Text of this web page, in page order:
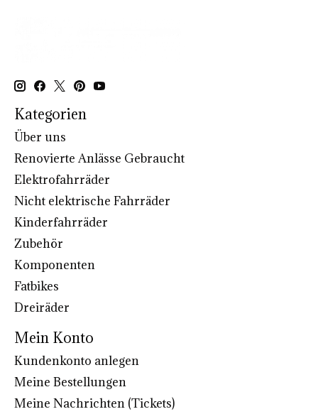
Kategorien
Über uns
Renovierte Anlässe Gebraucht
Elektrofahrräder
Nicht elektrische Fahrräder
Kinderfahrräder
Zubehör
Komponenten
Fatbikes
Dreiräder
Mein Konto
Kundenkonto anlegen
Meine Bestellungen
Meine Nachrichten (Tickets)